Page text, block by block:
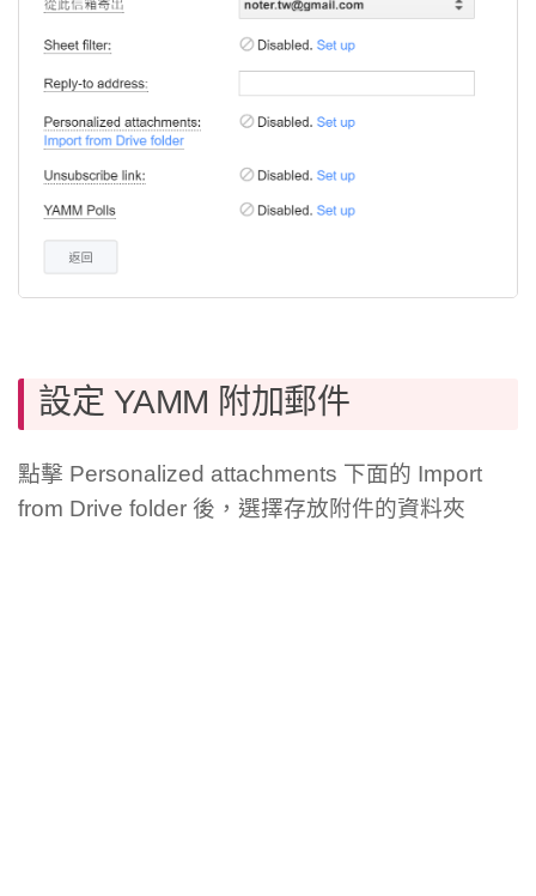
設定 YAMM 附加郵件
點擊 Personalized attachments 下面的 Import
from Drive folder 後，選擇存放附件的資料夾